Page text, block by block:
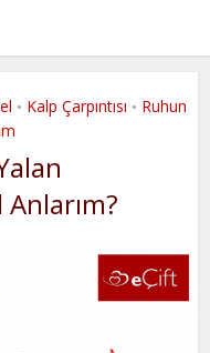
• Kalp Çarpıntısı • Ruhun
Anlarım?